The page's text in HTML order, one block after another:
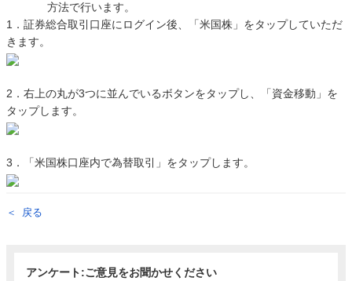
方法で行います。
1．証券総合取引口座にログイン後、「米国株」をタップしていただ
きます。
2．右上の丸が3つに並んでいるボタンをタップし、「資金移動」を
タップします。
3．「米国株口座内で為替取引」をタップします。
戻る
アンケート:ご意見をお聞かせください